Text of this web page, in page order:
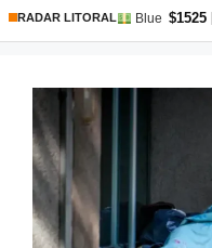
RADAR LITORAL Blue $1525